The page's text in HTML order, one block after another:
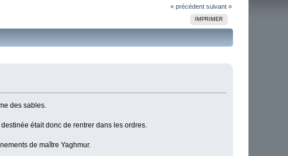
« précédent suivant »
IMPRIMER
des sables.
était donc de rentrer dans les ordres.
de maître Yaghmur.